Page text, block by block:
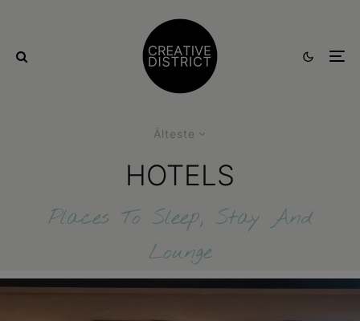
Älteste
HOTELS
Places To Sleep, Stay And
Lounge